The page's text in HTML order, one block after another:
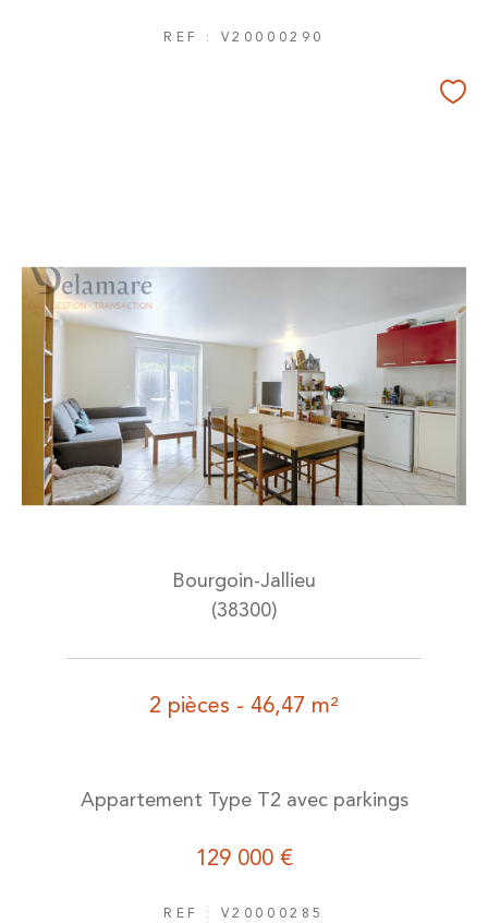
REF : V20000290
Bourgoin-Jallieu
(38300)
2 pièces - 46,47 m²
Appartement Type T2 avec parkings
129 000 €
REF : V20000285